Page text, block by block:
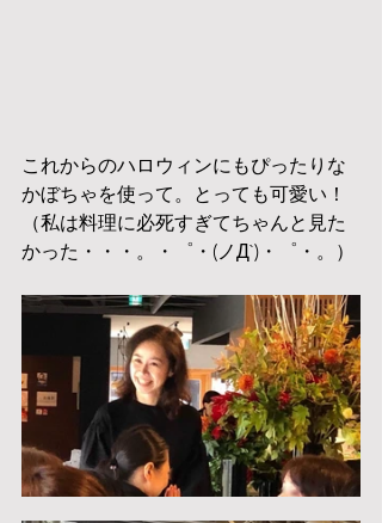
これからのハロウィンにもぴったりな
かぼちゃを使って。とっても可愛い！
（私は料理に必死すぎてちゃんと見た
かった・・・。・゜・(ノД`)・゜・。）